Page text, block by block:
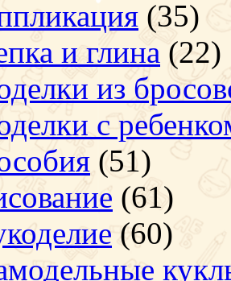
(35)
и глина (22)
из
с
(51)
(61)
(60)